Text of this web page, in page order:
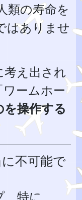
類の寿命を
はありませ
考え出され
ームホー
操作する
不可能で
特に